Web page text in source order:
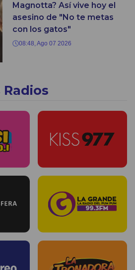
Magnotta? Así vive hoy el
asesino de "No te metas
con los gatos"
08:48, Ago 07 2026